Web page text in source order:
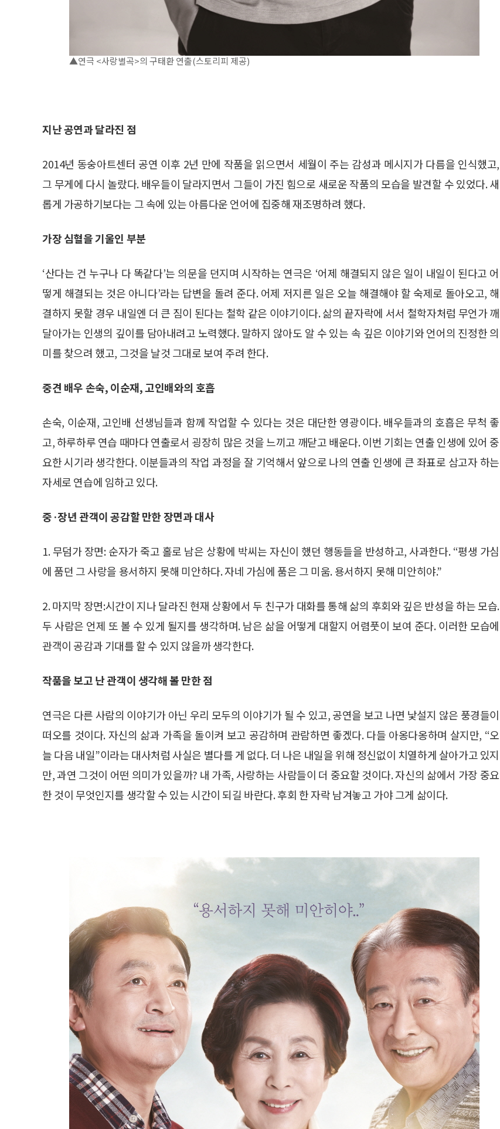
▲연극 <사랑별곡>의 구태환 연출(스토리피 제공)
지난 공연과 달라진 점
2014년 동숭아트센터 공연 이후 2년 만에 작품을 읽으면서 세월이 주는 감성과 메시지가 다름을 인식했고,
그 무게에 다시 놀랐다. 배우들이 달라지면서 그들이 가진 힘으로 새로운 작품의 모습을 발견할 수 있었다. 새
롭게 가공하기보다는 그 속에 있는 아름다운 언어에 집중해 재조명하려 했다.
가장 심혈을 기울인 부분
‘산다는 건 누구나 다 똑같다’는 의문을 던지며 시작하는 연극은 ‘어제 해결되지 않은 일이 내일이 된다고 어
떻게 해결되는 것은 아니다’라는 답변을 돌려 준다. 어제 저지른 일은 오늘 해결해야 할 숙제로 돌아오고, 해
결하지 못할 경우 내일엔 더 큰 짐이 된다는 철학 같은 이야기이다. 삶의 끝자락에 서서 철학자처럼 무언가 깨
달아가는 인생의 깊이를 담아내려고 노력했다. 말하지 않아도 알 수 있는 속 깊은 이야기와 언어의 진정한 의
미를 찾으려 했고, 그것을 날것 그대로 보여 주려 한다.
중견 배우 손숙, 이순재, 고인배와의 호흡
손숙, 이순재, 고인배 선생님들과 함께 작업할 수 있다는 것은 대단한 영광이다. 배우들과의 호흡은 무척 좋
고, 하루하루 연습 때마다 연출로서 굉장히 많은 것을 느끼고 깨닫고 배운다. 이번 기회는 연출 인생에 있어 중
요한 시기라 생각한다. 이분들과의 작업 과정을 잘 기억해서 앞으로 나의 연출 인생에 큰 좌표로 삼고자 하는
자세로 연습에 임하고 있다.
중·장년 관객이 공감할 만한 장면과 대사
1. 무덤가 장면: 순자가 죽고 홀로 남은 상황에 박씨는 자신이 했던 행동들을 반성하고, 사과한다. “평생 가심
에 품던 그 사랑을 용서하지 못해 미안하다. 자네 가심에 품은 그 미움. 용서하지 못해 미안히야.”
2. 마지막 장면:시간이 지나 달라진 현재 상황에서 두 친구가 대화를 통해 삶의 후회와 깊은 반성을 하는 모습.
두 사람은 언제 또 볼 수 있게 될지를 생각하며. 남은 삶을 어떻게 대할지 어렴풋이 보여 준다. 이러한 모습에
관객이 공감과 기대를 할 수 있지 않을까 생각한다.
작품을 보고 난 관객이 생각해 볼 만한 점
연극은 다른 사람의 이야기가 아닌 우리 모두의 이야기가 될 수 있고, 공연을 보고 나면 낯설지 않은 풍경들이
떠오를 것이다. 자신의 삶과 가족을 돌이켜 보고 공감하며 관람하면 좋겠다. 다들 아옹다옹하며 살지만, “오
늘 다음 내일”이라는 대사처럼 사실은 별다를 게 없다. 더 나은 내일을 위해 정신없이 치열하게 살아가고 있지
만, 과연 그것이 어떤 의미가 있을까? 내 가족, 사랑하는 사람들이 더 중요할 것이다. 자신의 삶에서 가장 중요
한 것이 무엇인지를 생각할 수 있는 시간이 되길 바란다. 후회 한 자락 남겨놓고 가야 그게 삶이다.